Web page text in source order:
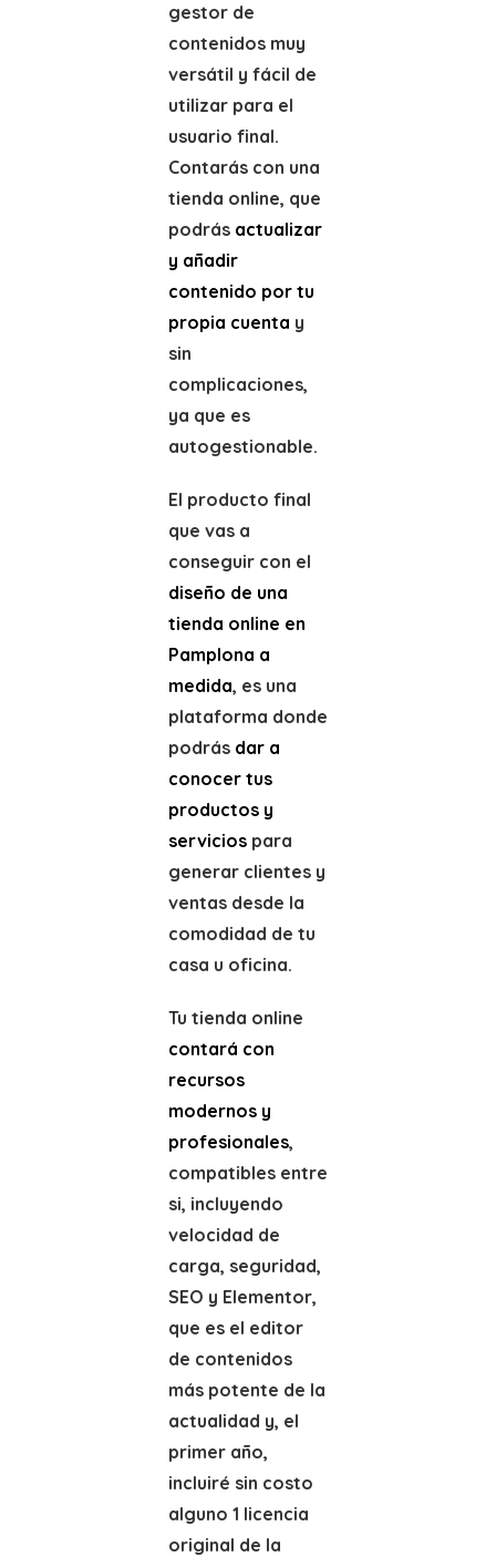
gestor de
contenidos muy
versátil y fácil de
utilizar para el
usuario final.
Contarás con una
tienda online, que
podrás actualizar
y añadir
contenido por tu
propia cuenta y
sin
complicaciones,
ya que es
autogestionable.
El producto final
que vas a
conseguir con el
diseño de una
tienda online en
Pamplona a
medida, es una
plataforma donde
podrás dar a
conocer tus
productos y
serviciospara
generar clientes y
ventas desde la
comodidad de tu
casa u oficina.
Tu tienda online
contará con
recursos
modernos y
profesionales,
compatibles entre
si, incluyendo
velocidad de
carga, seguridad,
SEO y Elementor,
que es el editor
de contenidos
más potente de la
actualidad y, el
primer año,
incluiré sin costo
alguno 1 licencia
original de la